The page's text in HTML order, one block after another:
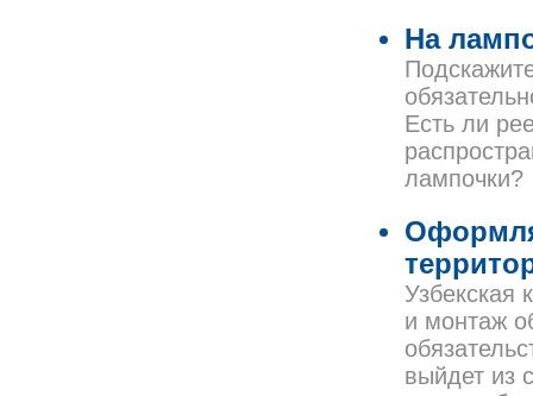
На
Есть ли
лампочки?
Узбекская
и монтаж
выйдет из